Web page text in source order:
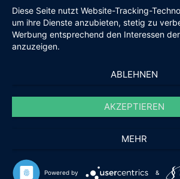
Diese Seite nutzt Website-Tracking-
um ihre Dienste anzubieten, stetig zu
Werbung entsprechend den Interessen
anzuzeigen.
ABLEHNEN
AKZEPTIEREN
MEHR
Powered by &